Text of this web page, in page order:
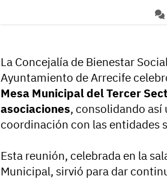
La Concejalía de Bienestar
Ayuntamiento de Arrecife
Mesa Municipal del Tercer
asociaciones, consolidando así
coordinación con las entidades
Esta reunión, celebrada en la
Municipal, sirvió para dar